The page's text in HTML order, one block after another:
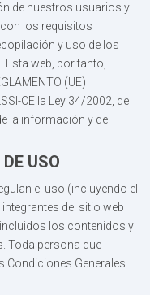
de nuestros usuarios y
los requisitos
y uso de los
web, por tanto,
(UE)
CE la Ley 34/2002, de
la información y de
USO
el uso (incluyendo el
del sitio web
incluidos los contenidos y
Toda persona que
Condiciones Generales